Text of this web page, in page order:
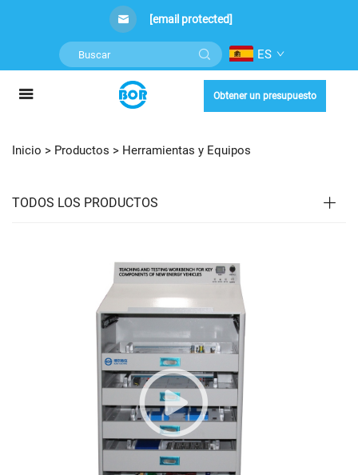
[email protected]
ES
Obtener un presupuesto
Inicio > Productos > Herramientas y Equipos
TODOS LOS PRODUCTOS